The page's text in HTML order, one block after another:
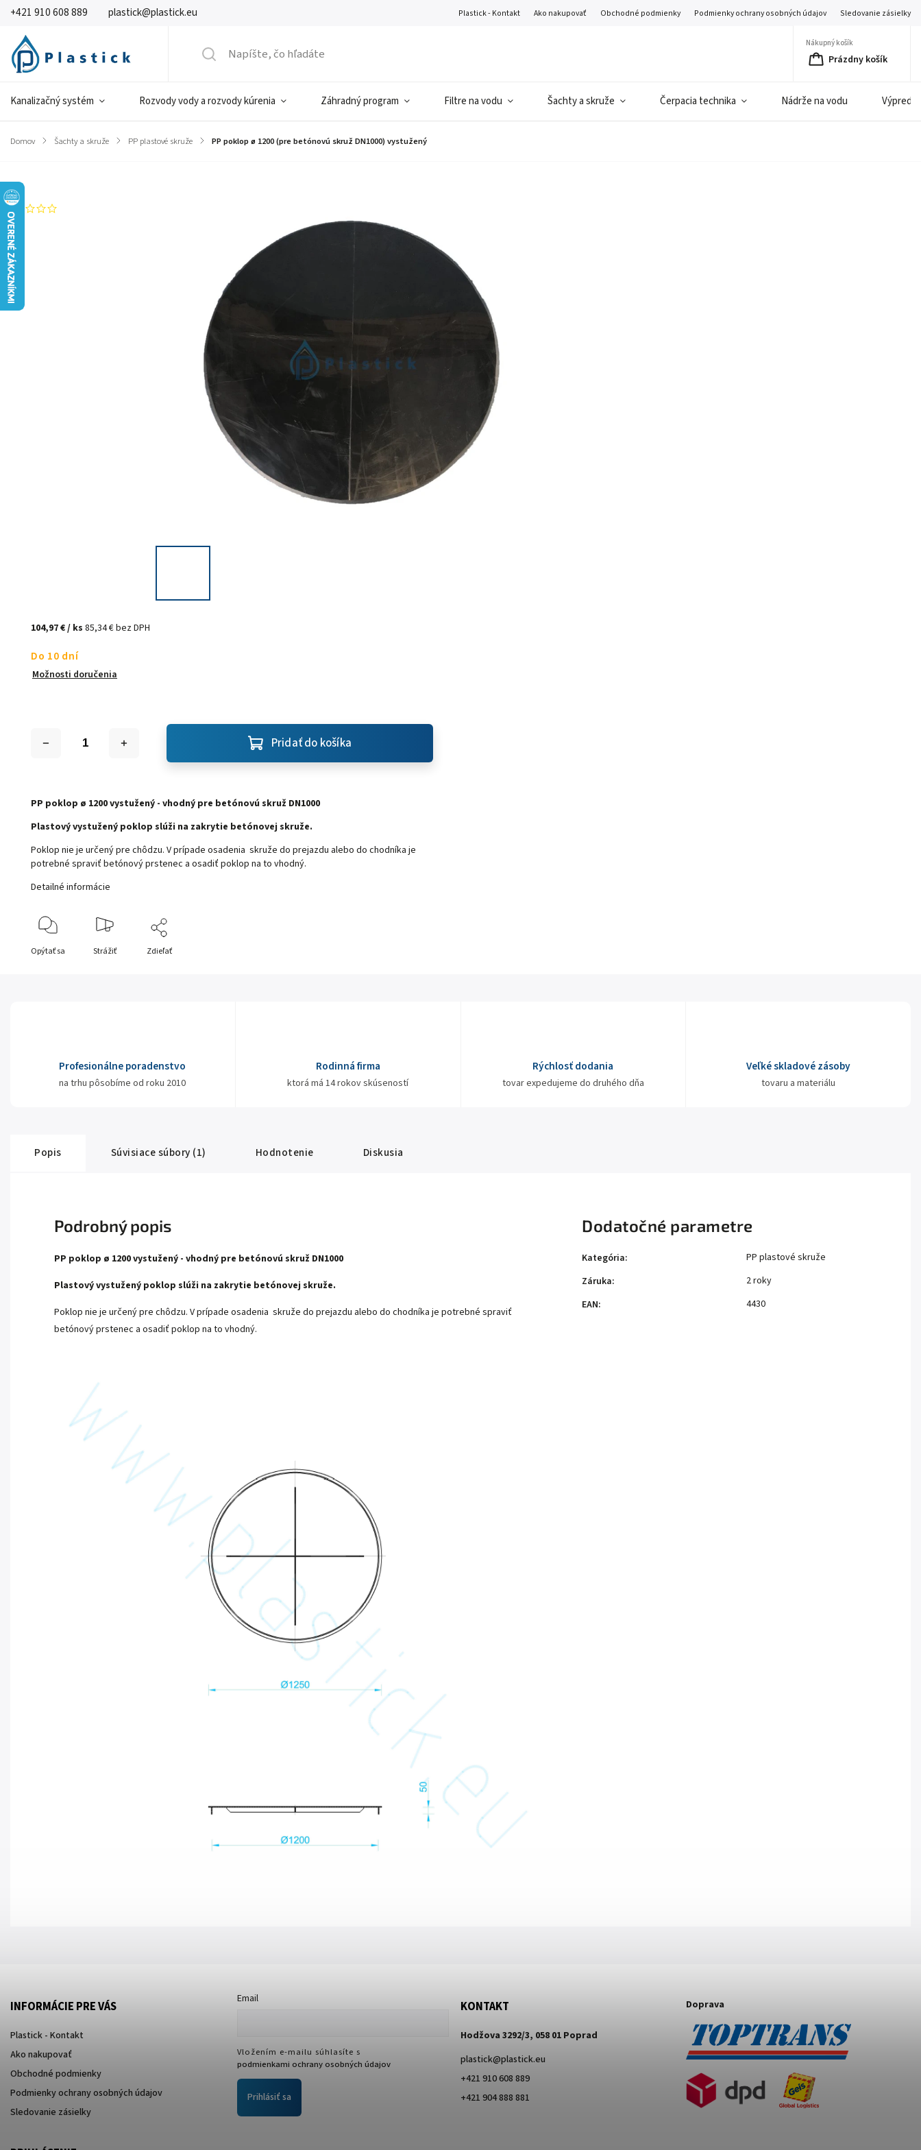
+421 910 608 889 plastick@plastick.eu Plastick - Kontakt Ako nakupovať Obchodné podmienky Podmienky ochrany osobných údajov Sledovanie zásielky
Nákupný košík
Prázdny košík
Kanalizačný systém Rozvody vody a rozvody kúrenia Záhradný program Filtre na vodu Šachty a skruže Čerpacia technika Nádrže na vodu
Domov / Šachty a skruže / PP plastové skruže / PP poklop ø 1200 (pre betónovú skruž DN1000) vystužený
Značka:
104,97 €/ ks85,34 € bez DPH
Do 10 dní
Možnosti doručenia
Pridať do košíka
PP poklop ø 1200 vystužený - vhodný pre betónovú skruž DN1000
Plastový vystužený poklop slúži na zakrytie betónovej skruže.
Poklop nie je určený pre chôdzu. V prípade osadenia skruže do prejazdu alebo do chodníka je
potrebné spraviť betónový prstenec a osadiť poklop na to vhodný.
Detailné informácie
Opýtať sa Strážiť Zdieľať
Profesionálne poradenstvo
na trhu pôsobíme od roku 2010
Rodinná firma
ktorá má 14 rokov skúseností
Rýchlosť dodania
tovar expedujeme do druhého dňa
Veľké skladové zásoby
tovaru a materiálu
Popis Súvisiace súbory (1) Hodnotenie Diskusia
Podrobný popis
PP poklop ø 1200 vystužený - vhodný pre betónovú skruž DN1000
Plastový vystužený poklop slúži na zakrytie betónovej skruže.
Poklop nie je určený pre chôdzu. V prípade osadenia skruže do prejazdu alebo do chodníka je potrebné spraviť
betónový prstenec a osadiť poklop na to vhodný.
Dodatočné parametre
Kategória:
PP plastové skruže
Záruka:
2 roky
EAN: 4430
INFORMÁCIE PRE VÁS
Plastick - Kontakt
Ako nakupovať
Obchodné podmienky
Podmienky ochrany osobných údajov
Sledovanie zásielky
Email
Vložením e-mailu súhlasíte s
podmienkami ochrany osobných údajov
Prihlásiť sa
KONTAKT
Hodžova 3292/3, 058 01 Poprad
plastick@plastick.eu
+421 910 608 889
+421 904 888 881
Doprava